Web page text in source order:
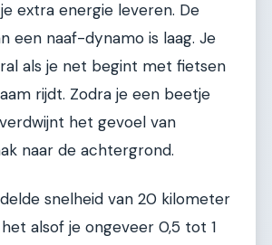
extra energie leveren. De
een naaf-dynamo is laag. Je
als je net begint met fietsen
rijdt. Zodra je een beetje
het gevoel van
naar de achtergrond.
snelheid van 20 kilometer
alsof je ongeveer 0,5 tot 1